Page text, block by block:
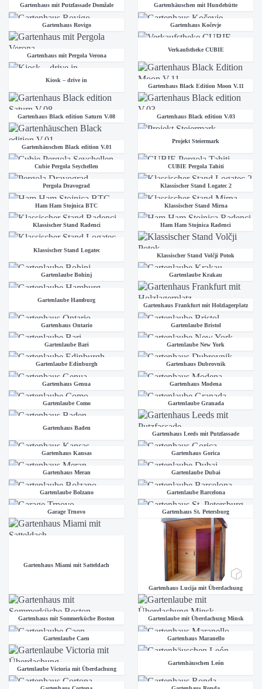
Gartenhaus mit Putzfassade Domžale Gartenhäuschen mit Hundehütte
Gartenhaus Rovigo Gartenhaus Kočevje
Gartenhaus mit Pergola Verona
Verkaufstheke CUBIE
Kiosk – drive in
Gartenhaus Black Edition Moon V.11
Gartenhaus Black edition Saturn V.08 Gartenhaus Black edition V.03
Gartenhäuschen Black edition V.01
Projekt Steiermark
Cubie Pergola Seychellen CUBIE Pergola Tahiti
Pergola Dravograd Klassischer Stand Logatec 2
Ham Ham Stojnica BTC Klassischer Stand Mirna
Klassischer Stand Radenci Ham Ham Stojnica Radenci
Klassischer Stand Logatec
Klassischer Stand Volčji Potok
Gartenlaube Bohinj Gartenlaube Krakau
Gartenlaube Hamburg
Gartenhaus Frankfurt mit Holzlagerplatz
Gartenhaus Ontario Gartenlaube Bristol
Gartenlaube Bari Gartenlaube New York
Gartenlaube Edinburgh Gartenhaus Dubrovnik
Gartenhaus Genua Gartenhaus Modena
Gartenlaube Como Gartenlaube Granada
Gartenhaus Baden
Gartenhaus Leeds mit Putzfassade
Gartenhaus Kansas Gartenhaus Gorica
Gartenhaus Meran Gartenlaube Dubai
Gartenlaube Bolzano Gartenlaube Barcelona
Garage Trnovo Gartenhaus St. Petersburg
Gartenhaus Miami mit Satteldach
Gartenhaus Lucija mit Überdachung
Gartenhaus mit Sommerküche Boston Gartenlaube mit Überdachung Minsk
Gartenlaube Caen Gartenhaus Maranello
Gartenlaube Victoria mit Überdachung
Gartenhäuschen León